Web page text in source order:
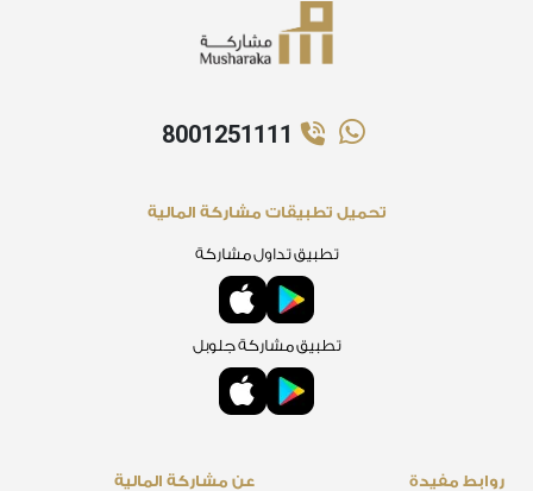
8001251111
عن مشاركة المالية روابط مفيدة
تحميل تطبيقات مشاركة المالية
تطبيق تداول مشاركة
تطبيق مشاركة جلوبل